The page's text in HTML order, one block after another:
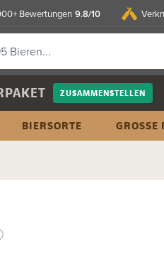
Bewertungen 9.8/10
ZUSAMMENSTELLEN
BIERSORTE GROSSE